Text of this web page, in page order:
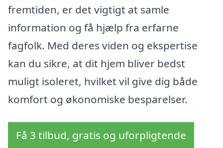
fremtiden, er det vigtigt at samle
information og få hjælp fra erfarne
fagfolk. Med deres viden og ekspertise
kan du sikre, at dit hjem bliver bedst
muligt isoleret, hvilket vil give dig både
komfort og økonomiske besparelser.
Få 3 tilbud, gratis og uforpligtende